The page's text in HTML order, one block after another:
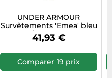
UNDER ARMOUR
Survêtements 'Emea' bleu
marine / bleu fumé, Taille
S
41,93 €
Comparer 19 prix